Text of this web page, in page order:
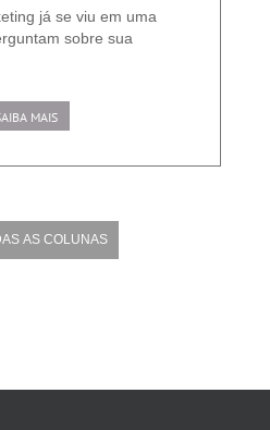
já se viu em uma
sobre sua
MAIS
AS COLUNAS